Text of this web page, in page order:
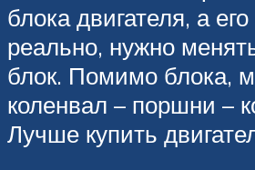
блока двигателя, а
реально, нужно
блок. Помимо блока,
коленвал – поршни –
Лучше купить